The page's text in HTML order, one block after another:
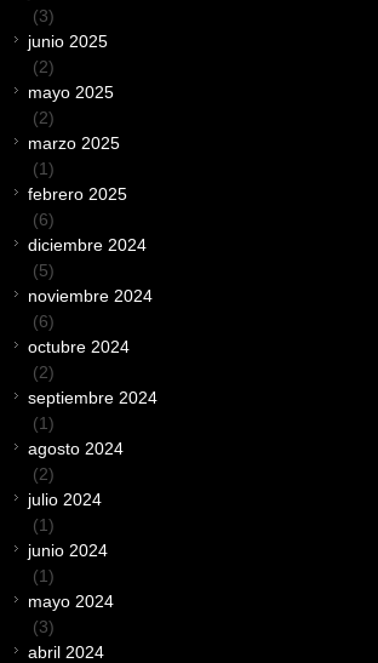
(3)
junio 2025
(2)
mayo 2025
(2)
marzo 2025
(1)
febrero 2025
(6)
diciembre 2024
(5)
noviembre 2024
(6)
octubre 2024
(2)
septiembre 2024
(1)
agosto 2024
(2)
julio 2024
(1)
junio 2024
(1)
mayo 2024
(3)
abril 2024